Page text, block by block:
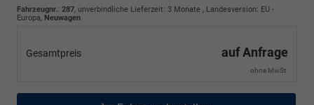
Fahrzeugnr.: 287, unverbindliche Lieferzeit: 3 Monate , Landesversion: EU -
Europa, Neuwagen
Gesamtpreis auf Anfrage
ohne MwSt.